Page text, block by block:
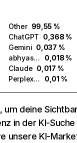
Other 99,55 %
ChatGPT 0,368 %
Gemini 0,037 %
abhyas.ai
0,018 %
Claude 0,017 %
Perplexity
0,01 %
um deine
in der KI-Suche
unsere KI-